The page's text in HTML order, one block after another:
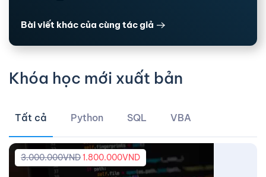
Bài viết khác của cùng tác giả
Khóa học mới xuất bản
Tất cả Python SQL VBA
3.000.000VND1.800.000VND